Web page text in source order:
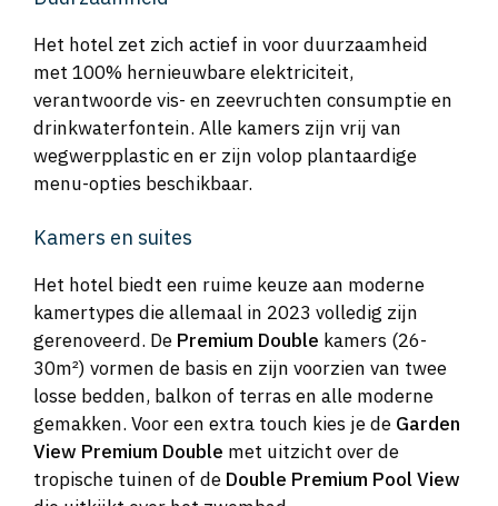
Het hotel zet zich actief in voor duurzaamheid
met 100% hernieuwbare elektriciteit,
verantwoorde vis- en zeevruchten consumptie en
drinkwaterfontein. Alle kamers zijn vrij van
wegwerpplastic en er zijn volop plantaardige
menu-opties beschikbaar.
Kamers en suites
Het hotel biedt een ruime keuze aan moderne
kamertypes die allemaal in 2023 volledig zijn
gerenoveerd. De Premium Double kamers (26-
30m²) vormen de basis en zijn voorzien van twee
losse bedden, balkon of terras en alle moderne
gemakken. Voor een extra touch kies je de Garden
View Premium Double met uitzicht over de
tropische tuinen of de Double Premium Pool View